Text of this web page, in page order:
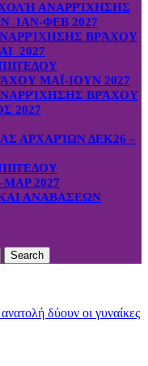
ΑΝΑΡΡΊΧΗΣΗΣ
ΙΑΝ-ΦΕΒ 2027
ΒΡΆΧΟΥ
2027
ΜΑΪ-ΙΟΥΝ 2027
ΒΡΆΧΟΥ
2027
ΑΡΧΑΡΊΩΝ ΔΕΚ26 –
2027
ΑΝΑΒΑΣΕΩΝ
δύουν οι γυναίκες